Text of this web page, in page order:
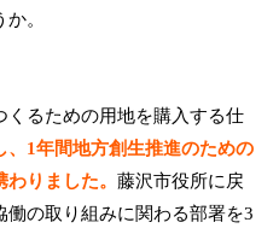
。
るための用地を購入する仕
、1年間地方創生推進のための
わりました。藤沢市役所に戻
働の取り組みに関わる部署を3